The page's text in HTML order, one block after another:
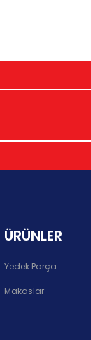
ÜRÜNLER
Yedek Parça
Makaslar